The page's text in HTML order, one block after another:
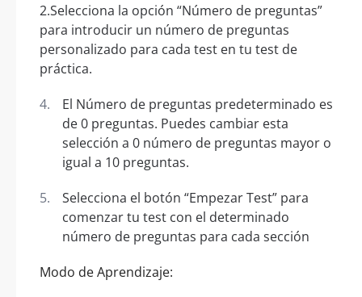
2.Selecciona la opción “Número de preguntas”
para introducir un número de preguntas
personalizado para cada test en tu test de
práctica.
El Número de preguntas predeterminado es
de 0 preguntas. Puedes cambiar esta
selección a 0 número de preguntas mayor o
igual a 10 preguntas.
Selecciona el botón “Empezar Test” para
comenzar tu test con el determinado
número de preguntas para cada sección
Modo de Aprendizaje: